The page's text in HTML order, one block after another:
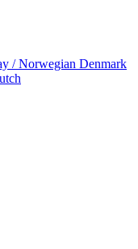
/ Norwegian Denmark